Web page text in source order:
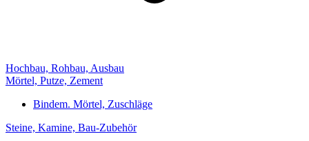
Hochbau, Rohbau, Ausbau
Mörtel, Putze, Zement
Bindem. Mörtel, Zuschläge
Steine, Kamine, Bau-Zubehör